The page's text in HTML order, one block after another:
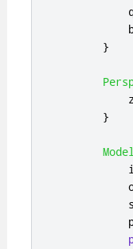
}
}